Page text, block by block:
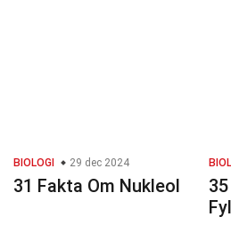
BIOLOGI 29 dec 2024
31 Fakta Om Nukleol